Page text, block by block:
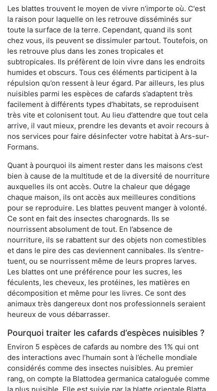
Les blattes trouvent le moyen de vivre n’importe où. C'est
la raison pour laquelle on les retrouve disséminés sur
toute la surface de la terre. Cependant, quand ils sont
chez vous, ils peuvent se dissimuler partout. Toutefois, on
les retrouve plus dans les zones tropicales et
subtropicales. Ils préfèrent de loin vivre dans les endroits
humides et obscurs. Tous ces éléments participent à la
répulsion qu’on ressent à leur égard. Par ailleurs, les plus
nuisibles parmi les espèces de cafards s’adaptent très
facilement à différents types d’habitats, se reproduisent
très vite et colonisent tout. Au lieu d’attendre que tout cela
arrive, il vaut mieux, prendre les devants et avoir recours à
nos services pour faire désinfecter votre habitat à Ars-sur-
Formans.
Quant à pourquoi ils aiment rester dans les maisons c’est
bien à cause de la multitude et de la diversité de nourriture
auxquelles ils ont accès. Outre la chaleur que dégage
chaque maison, ils ont accès aux meilleures conditions
pour se reproduire. Les blattes peuvent manger à volonté.
Ce sont en fait des insectes charognards. Ils se
nourrissent absolument de tout. En l’absence de
nourriture, ils se rabattent sur des objets non comestibles
et dans le pire des cas deviennent cannibales. Ils s’entre-
tuent, ou se nourrissent même de leurs propres larves.
Les blattes ont une préférence pour les sucres, les
féculents, les cheveux, les protéines, les matières en
décomposition et même pour les livres. Ce sont des
animaux très dangereux dont nos professionnels seraient
heureux de vous débarrasser.
Pourquoi traiter les cafards d’espèces nuisibles ?
Environ 5 espèces de cafards au nombre des 1% qui ont
des interactions avec l’humain sont à l’échelle mondiale
considérés comme des insectes nuisibles. Au premier
rang, on compte la Blattodea germanica cataloguée comme